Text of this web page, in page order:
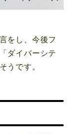
をし、今後フ
ダイバーシテ
うです。